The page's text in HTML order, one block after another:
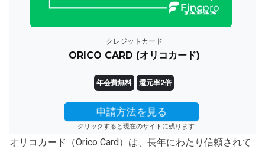
クレジットカード
ORICO CARD (オリコカード)
年会費無料 還元率2倍
申請方法を見る
クリックすると現在のサイトに残ります
オリコカード（Orico Card）は、長年にわたり信頼されて